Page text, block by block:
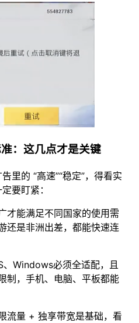
：这几点才是关键
里的 “高速”“稳定”，得看实
要盯紧：
才能满足不同国家的使用需
还是非洲出差，都能快速连
、Windows必须全适配，且
制，手机、电脑、平板都能
流量 + 独享带宽是基础，看